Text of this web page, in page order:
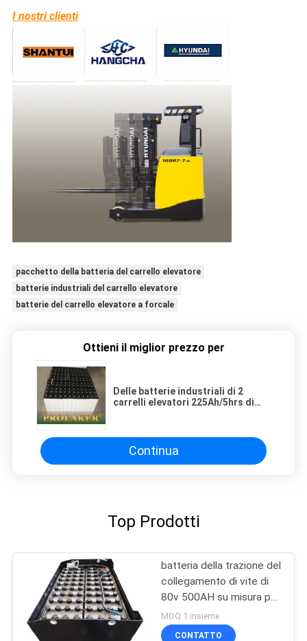
I nostri clienti
pacchetto della batteria del carrello elevatore
batterie industriali del carrello elevatore
batterie del carrello elevatore a forcale
Ottieni il miglior prezzo per
Delle batterie industriali di 2
carrelli elevatori 225Ah/5hrs di
Continua
Top Prodotti
batteria della trazione del
collegamento di vite di
80v 500AH su misura per
il carrello elevatore di
MHE
MOQ:1 insieme
CONTATTO